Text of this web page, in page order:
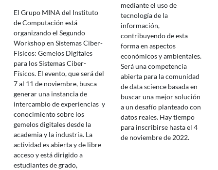
El Grupo MINA del Instituto
de Computación está
organizando el Segundo
Workshop en Sistemas Ciber-
Físicos: Gemelos Digitales
para los Sistemas Ciber-
Físicos. El evento, que será del
7 al 11 de noviembre, busca
generar una instancia de
intercambio de experiencias y
conocimiento sobre los
gemelos digitales desde la
academia y la industria. La
actividad es abierta y de libre
acceso y está dirigido a
estudiantes de grado,
mediante el uso de
tecnología de la
información,
contribuyendo de esta
forma en aspectos
económicos y ambientales.
Será una competencia
abierta para la comunidad
de data science basada en
buscar una mejor solución
a un desafío planteado con
datos reales. Hay tiempo
para inscribirse hasta el 4
de noviembre de 2022.